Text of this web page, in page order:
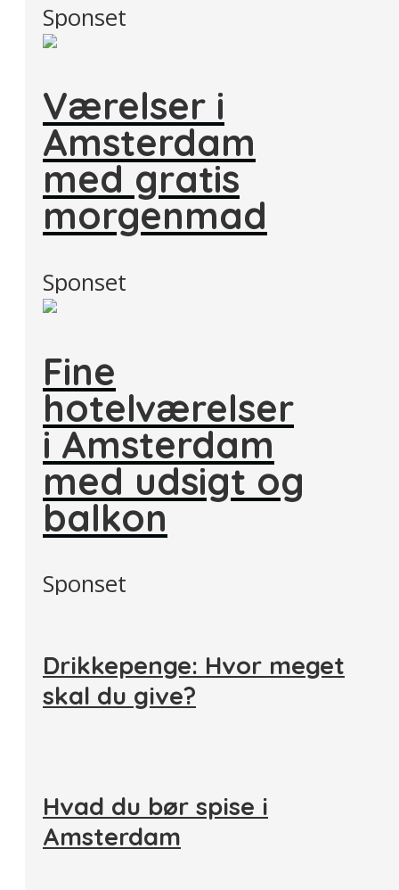
Sponset
Værelser i
Amsterdam
med gratis
morgenmad
Sponset
Fine
hotelværelser
i Amsterdam
med udsigt og
balkon
Sponset
Drikkepenge: Hvor meget
skal du give?
Hvad du bør spise i
Amsterdam